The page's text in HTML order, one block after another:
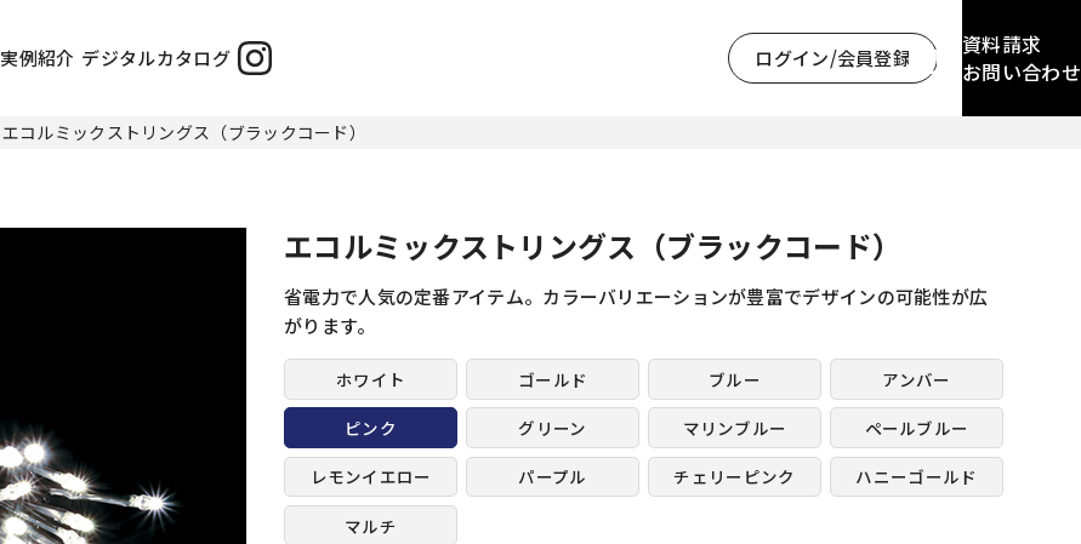
実例紹介 デジタルカタログ ログイン/会員登録
資料請求
お問い合わせ
エコルミックストリングス（ブラックコード）
エコルミックストリングス（ブラックコード）
省電力で人気の定番アイテム。カラーバリエーションが豊富でデザインの可能性が広
がります。
ホワイト ゴールド ブルー アンバー
ピンク グリーン マリンブルー ペールブルー
レモンイエロー パープル チェリーピンク ハニーゴールド
マルチ